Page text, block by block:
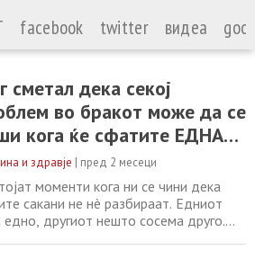
facebook twitter видеа
сметал дека секој
во бракот може да се
кога ќе сфатите ЕДНА
работа
и здравје | пред 2 месеци
моменти кога ни се чини дека
сакани не нè разбираат. Едниот
едно, другиот нешто сосема друго.